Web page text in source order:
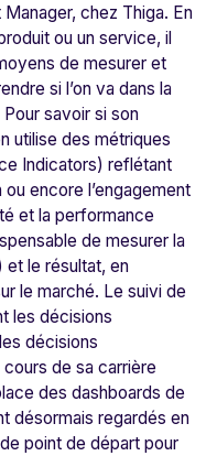
chez Thiga. En
ou un service, il
de mesurer et
si l’on va dans la
savoir si son
utilise des métriques
Indicators) reflétant
encore l’engagement
et la performance
de mesurer la
et le résultat, en
le marché. Le suivi de
les décisions
décisions
de sa carrière
des dashboards de
désormais regardés en
point de départ pour